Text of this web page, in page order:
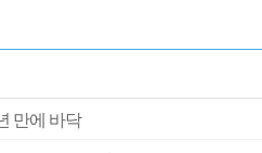
만에 바닥